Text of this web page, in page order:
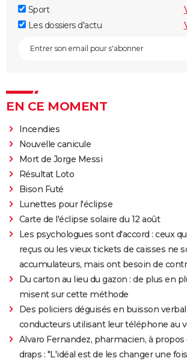
Sport
Les dossiers d'actu
EN CE MOMENT
Incendies
Nouvelle canicule
Mort de Jorge Messi
Résultat Loto
Bison Futé
Lunettes pour l'éclipse
Carte de l'éclipse solaire du 12 août
Les psychologues sont d'accord : ceux
reçus ou les vieux tickets de caisses ne
accumulateurs, mais ont besoin de
Du carton au lieu du gazon : de plus en
misent sur cette méthode
Des policiers déguisés en buisson
conducteurs utilisant leur téléphone au
Alvaro Fernandez, pharmacien, à propos
draps : "L'idéal est de les changer une